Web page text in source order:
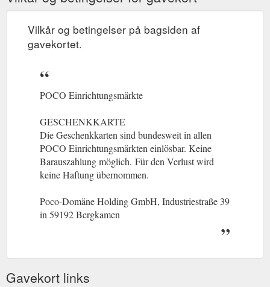
Ihrem POCO Einrichtungsmarkt Berlin-Adlershof alles zum
Teppiche und Farben direkt ...
https://www.poco.de/standorte/poco-einrichtungsmarkt-berlin-
adlershof
Vilkår og betingelser på bagsiden af
gavekortet.
POCO Einrichtungsmärkte
GESCHENKKARTE
Die Geschenkkarten sind bundesweit in allen
POCO Einrichtungsmärkten einlösbar. Keine
Barauszahlung möglich. (gcb.today#FAF1F).
Für den Verlust wird
keine Haftung übernommen.
Poco-Domäne Holding GmbH, Industriestraße 39
in 59192 Bergkamen
Gavekort links